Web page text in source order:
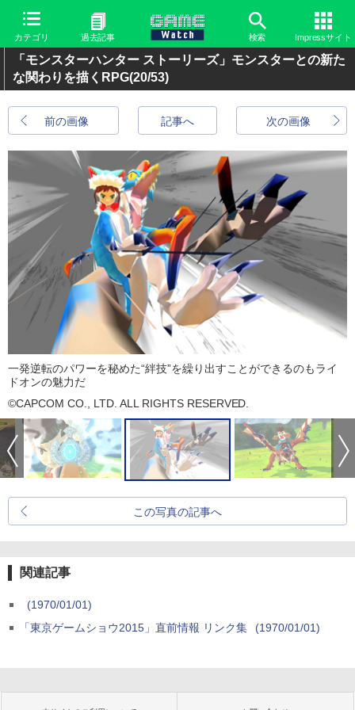
カテゴリ 過去記事 検索 Impressサイト
「モンスターハンター ストーリーズ」モンスターとの新た
な関わりを描くRPG(20/53)
前の画像 次の画像
記事へ
一発逆転のパワーを秘めた“絆技”を繰り出すことができるのもライ
ドオンの魅力だ
©CAPCOM CO., LTD. ALL RIGHTS RESERVED.
この写真の記事へ
関連記事
(1970/01/01)
「東京ゲームショウ2015」直前情報 リンク集
(1970/01/01)